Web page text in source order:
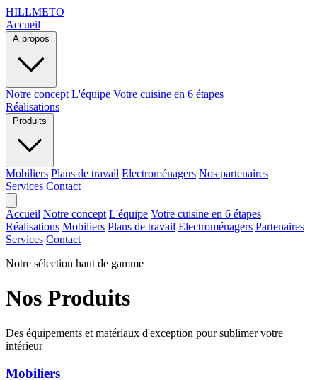
HILLMETO
Accueil
A propos
Notre concept L'équipe Votre cuisine en 6 étapes
Réalisations
Produits
Mobiliers Plans de travail Electroménagers Nos partenaires
Services Contact
Accueil Notre concept L'équipe Votre cuisine en 6 étapes
Réalisations Mobiliers Plans de travail Electroménagers Partenaires
Services Contact
Notre sélection haut de gamme
Nos Produits
Des équipements et matériaux d'exception pour sublimer votre
intérieur
Mobiliers